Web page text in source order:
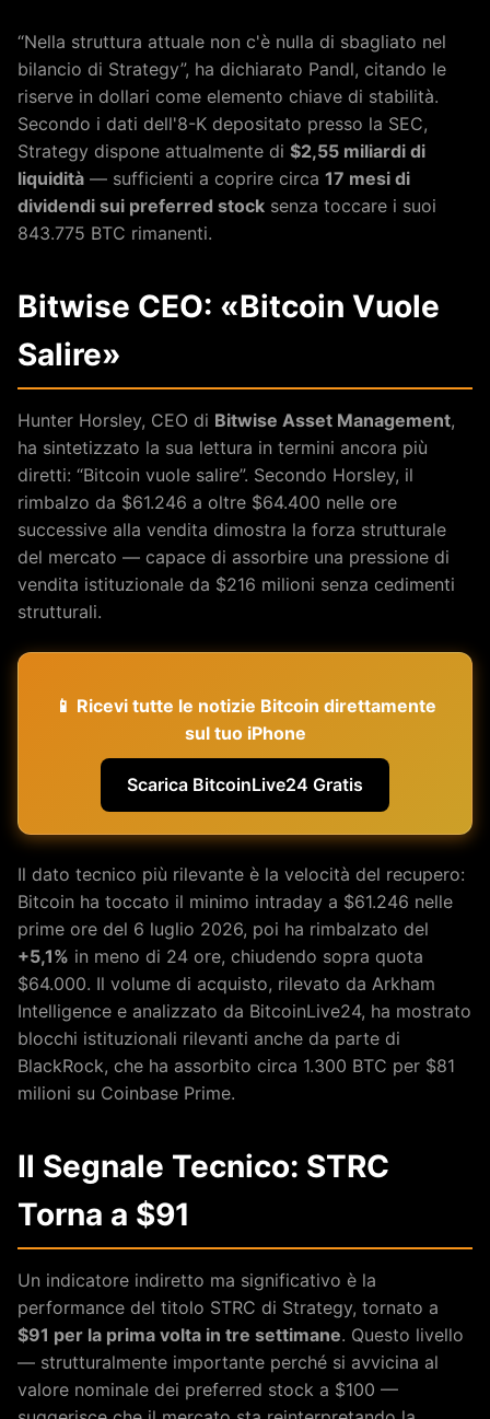
“Nella struttura attuale non c'è nulla di sbagliato nel
bilancio di Strategy”, ha dichiarato Pandl, citando le
riserve in dollari come elemento chiave di stabilità.
Secondo i dati dell'8-K depositato presso la SEC,
Strategy dispone attualmente di $2,55 miliardi di
liquidità — sufficienti a coprire circa 17 mesi di
dividendi sui preferred stock senza toccare i suoi
843.775 BTC rimanenti.
Bitwise CEO: «Bitcoin Vuole
Salire»
Hunter Horsley, CEO di Bitwise Asset Management,
ha sintetizzato la sua lettura in termini ancora più
diretti: “Bitcoin vuole salire”. Secondo Horsley, il
rimbalzo da $61.246 a oltre $64.400 nelle ore
successive alla vendita dimostra la forza strutturale
del mercato — capace di assorbire una pressione di
vendita istituzionale da $216 milioni senza cedimenti
strutturali.
📱 Ricevi tutte le notizie Bitcoin direttamente
sul tuo iPhone
Scarica BitcoinLive24 Gratis
Il dato tecnico più rilevante è la velocità del recupero:
Bitcoin ha toccato il minimo intraday a $61.246 nelle
prime ore del 6 luglio 2026, poi ha rimbalzato del
+5,1% in meno di 24 ore, chiudendo sopra quota
$64.000. Il volume di acquisto, rilevato da Arkham
Intelligence e analizzato da BitcoinLive24, ha mostrato
blocchi istituzionali rilevanti anche da parte di
BlackRock, che ha assorbito circa 1.300 BTC per $81
milioni su Coinbase Prime.
Il Segnale Tecnico: STRC
Torna a $91
Un indicatore indiretto ma significativo è la
performance del titolo STRC di Strategy, tornato a
$91 per la prima volta in tre settimane. Questo livello
— strutturalmente importante perché si avvicina al
valore nominale dei preferred stock a $100 —